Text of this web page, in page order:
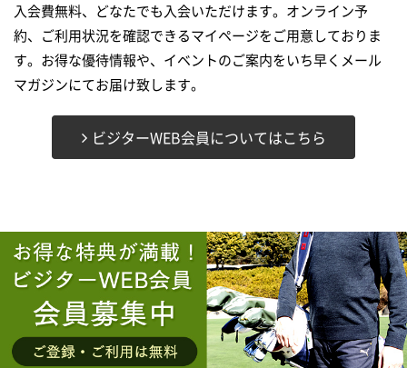
入会費無料、どなたでも入会いただけます。オンライン予
約、ご利用状況を確認できるマイページをご用意しておりま
す。お得な優待情報や、イベントのご案内をいち早くメール
マガジンにてお届け致します。
ビジターWEB会員についてはこちら